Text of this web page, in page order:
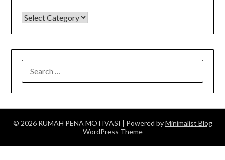
KATEGORI
FOR:
© 2026 RUMAH PENA MOTIVASI | Powered byMinimalist Blog
WordPress Theme